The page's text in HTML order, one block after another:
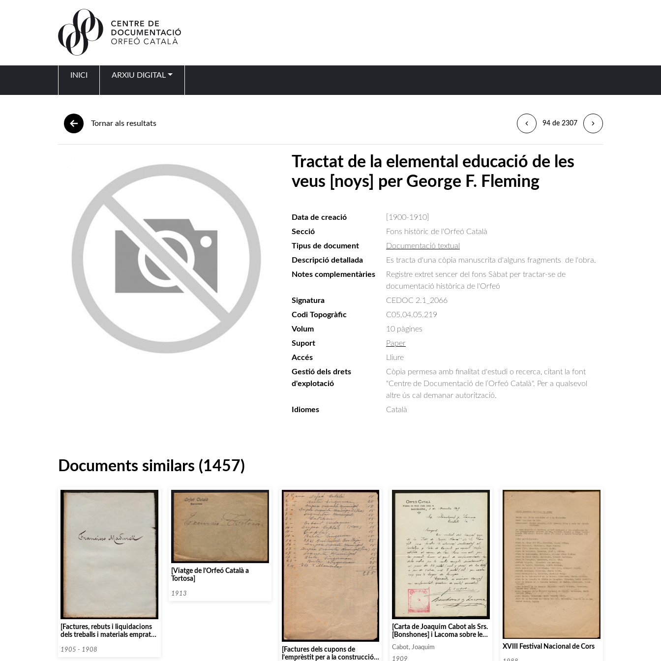
INICI ARXIU DIGITAL
Tornar als resultats 94 de 2307
Tractat de la elemental educació de les
veus [noys] per George F. Fleming
Data de creació
[1900-1910]
Secció
Fons històric de l'Orfeó Català
Tipus de document
Documentació textual
Descripció detallada
Es tracta d'una còpia manuscrita d'alguns fragments  de l'obra.
Notes complementàries
Registre extret sencer del fons Sàbat per tractar-se de
documentació històrica de l'Orfeó
Signatura
CEDOC 2.1_2066
Codi Topogràfic
C05.04.05.219
Volum
10 pàgines
Suport
Paper
Accés
Lliure
Gestió dels drets
d'explotació
Còpia permesa amb finalitat d'estudi o recerca, citant la font
"Centre de Documentació de l’Orfeó Català". Per a qualsevol
altre ús cal demanar autorització.
Idiomes
Català
Documents similars (1457)
[Factures, rebuts i liquidacions
dels treballs i materials emprats
Francesc Madurell, per a la
1905 - 1908
[Viatge de l’Orfeó Català a
Tortosa]
1913
[Factures dels cupons de
l’emprèstit per a la construcció
[Carta de Joaquim Cabot als Srs.
[Bonshones] i Lacoma sobre les
columnes de la sala de concerts
del Palau de la Música Catalana]
Cabot, Joaquim
1909
XVIII Festival Nacional de Cors